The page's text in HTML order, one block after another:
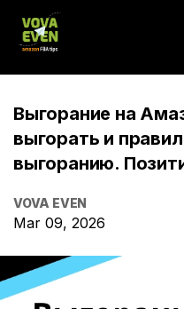
Выгорание на
выгорать и
выгоранию.
VOVA EVEN
Mar 09, 2026